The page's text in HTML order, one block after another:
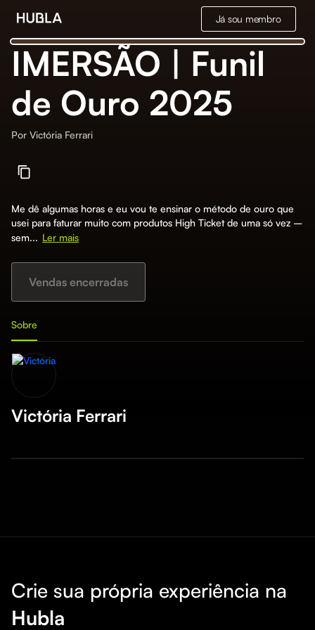
Já sou membro
IMERSÃO | Funil
de Ouro 2025
Por Victória Ferrari
Me dê algumas horas e eu vou te ensinar o método de ouro que
usei para faturar muito com produtos High Ticket de uma só vez –
sem... Ler mais
Vendas encerradas
Sobre
Victória Ferrari
Crie sua própria experiência na
Hubla